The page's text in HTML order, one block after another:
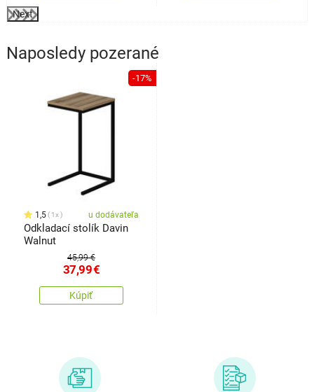
Next
Naposledy pozerané
-17%
1,5 1x u dodávateľa
Odkladací stolík Davin
Walnut
45,99 €
37,99€
Kúpiť